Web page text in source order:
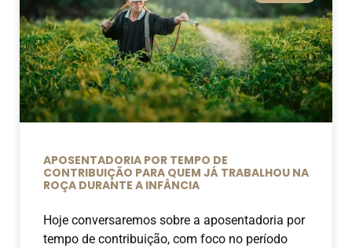
APOSENTADORIA POR TEMPO DE
CONTRIBUIÇÃO PARA QUEM JÁ TRABALHOU NA
ROÇA DURANTE A INFÂNCIA
Hoje conversaremos sobre a aposentadoria por
tempo de contribuição, com foco no período